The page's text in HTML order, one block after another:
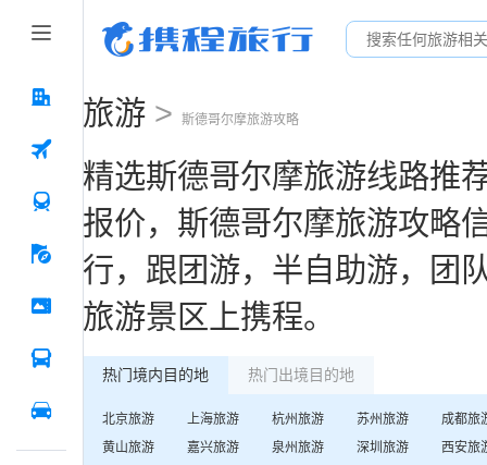
旅游 > 斯德哥尔摩旅游攻略
精选斯德哥尔摩旅游线路推
报价， 斯德哥尔摩旅游攻略
行，跟团游，半自助游，团
旅游景区 上携程。
热门境内目的地 热门出境目的地
北京旅游 上海旅游 杭州旅游 苏州旅游 成都旅
黄山旅游 嘉兴旅游 泉州旅游 深圳 旅游 西安旅